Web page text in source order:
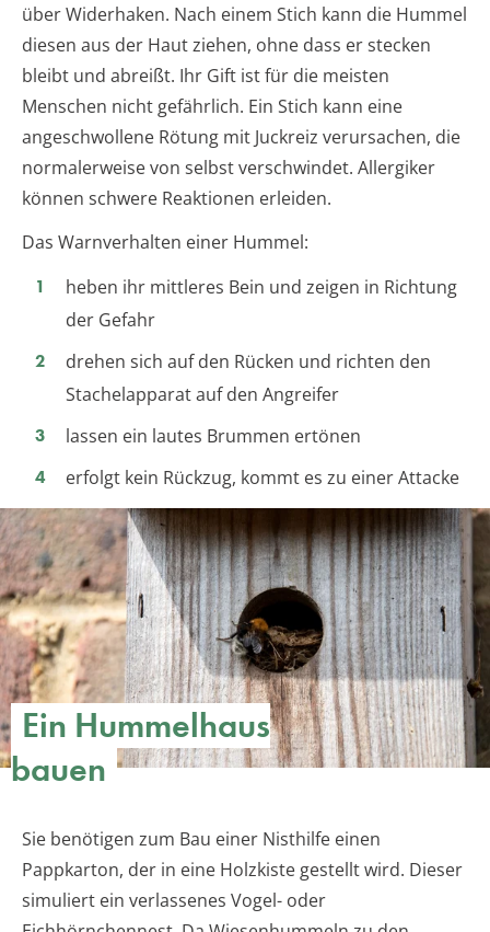
über Widerhaken. Nach einem Stich kann die Hummel
diesen aus der Haut ziehen, ohne dass er stecken
bleibt und abreißt. Ihr Gift ist für die meisten
Menschen nicht gefährlich. Ein Stich kann eine
angeschwollene Rötung mit Juckreiz verursachen, die
normalerweise von selbst verschwindet. Allergiker
können schwere Reaktionen erleiden.
Das Warnverhalten einer Hummel:
heben ihr mittleres Bein und zeigen in Richtung
der Gefahr
drehen sich auf den Rücken und richten den
Stachelapparat auf den Angreifer
lassen ein lautes Brummen ertönen
erfolgt kein Rückzug, kommt es zu einer Attacke
Ein Hummelhaus
bauen
Sie benötigen zum Bau einer Nisthilfe einen
Pappkarton, der in eine Holzkiste gestellt wird. Dieser
simuliert ein verlassenes Vogel- oder